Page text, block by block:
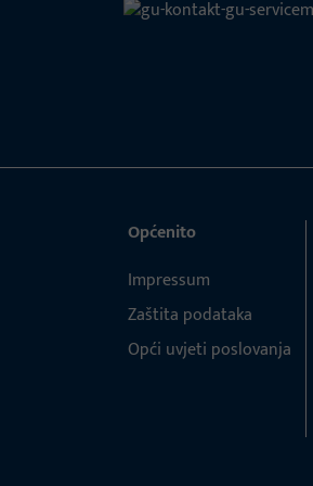
Općenito
Impressum
Zaštita podataka
Opći uvjeti poslovanja